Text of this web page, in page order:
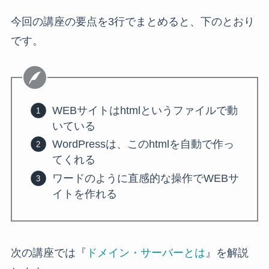
今回の講座の要点を3行でまとめると、下のとおり
です。
WEBサイトはhtmlというファイルで動
いている
WordPressは、このhtmlを自動で作っ
てくれる
ワードのように直感的な操作でWEBサ
イトを作れる
次の講座では『 ドメイン・サーバーとは 』を解説